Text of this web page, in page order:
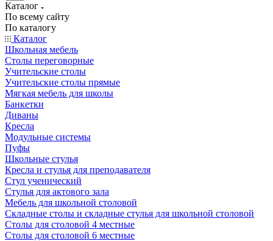
Каталог
По всему сайту
По каталогу
Каталог
Школьная мебель
Столы переговорные
Учительские столы
Учительские столы прямые
Мягкая мебель для школы
Банкетки
Диваны
Кресла
Модульные системы
Пуфы
Школьные стулья
Кресла и стулья для преподавателя
Стул ученический
Стулья для актового зала
Мебель для школьной столовой
Складные столы и складные стулья для школьной столовой
Столы для столовой 4 местные
Столы для столовой 6 местные